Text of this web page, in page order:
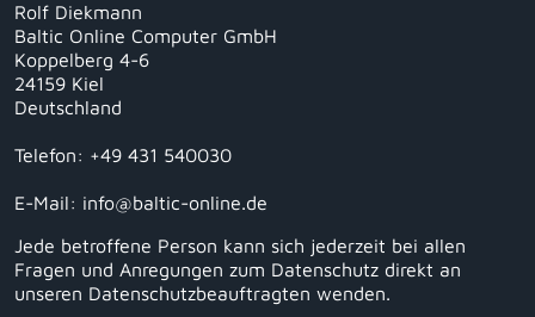
Rolf Diekmann
Baltic Online Computer GmbH
Koppelberg 4-6
24159 Kiel
Deutschland
Telefon: +49 431 540030
E-Mail: info@baltic-online.de
Jede betroffene Person kann sich jederzeit bei allen
Fragen und Anregungen zum Datenschutz direkt an
unseren Datenschutzbeauftragten wenden.